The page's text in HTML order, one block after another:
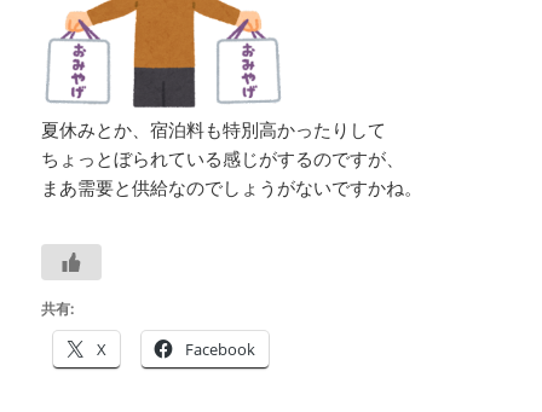
夏休みとか、宿泊料も特別高かったりして
ちょっとぼられている感じがするのですが、
まあ需要と供給なのでしょうがないですかね。
共有:
X Facebook